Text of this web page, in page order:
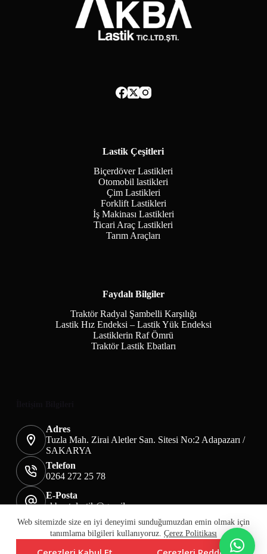
Web sitemizde size en iyi deneyimi sunduğumuzdan emin olmak için
tanımlama bilgileri kullanıyoruz. Çerez Politikası
Lastik Çeşitleri
Biçerdöver Lastikleri
Otomobil lastikleri
Çim Lastikleri
Forklift Lastikleri
İş Makinası Lastikleri
Ticari Araç Lastikleri
Tarım Araçları
Faydalı Bilgiler
Traktör Radyal Şambelli Karşılığı
Lastik Hız Endeksi – Lastik Yük Endeksi
Lastiklerin Raf Ömrü
Traktör Lastik Ebatları
Adres
Tuzla Mah. Zirai Aletler San. Sitesi No:2 Adapazarı /
SAKARYA
Telefon
0264 272 25 78
E-Posta
akbaotolastik@gmail.com
Mesafeli Satış Sözleşmesi
Teslimat&İade
Üyelik KVKK Sayfası
Çerez Politikası